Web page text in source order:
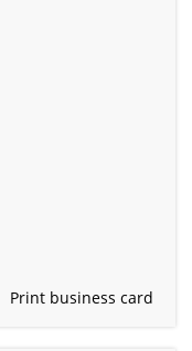
Print business card